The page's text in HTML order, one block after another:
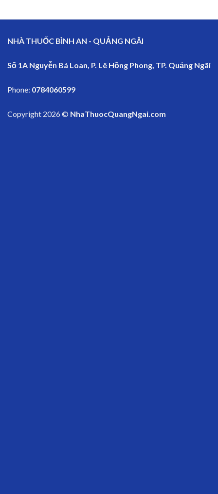
NHÀ THUỐC BÌNH AN - QUẢNG NGÃI
Số 1A Nguyễn Bá Loan, P. Lê Hồng Phong, TP. Quảng Ngãi
Phone: 0784060599
Copyright 2026 © NhaThuocQuangNgai.com